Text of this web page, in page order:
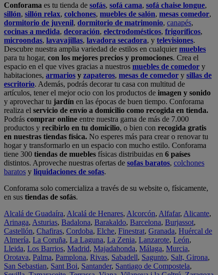
Conforama es tu tienda de sofás, sofá cama, sofá chaise longue,
sillón, sillón relax, colchones, muebles de salón, mesas comedor,
dormitorio de juvenil, dormitorio de matrimonio, canapés,
cocinas a medida, decoración, electrodomésticos, frigoríficos,
microondas, lavavajillas, lavadora secadora, y televisiones.
Descubre nuestra amplia variedad de estilos en cualquiermuebles
para tu hogar, con los mejores precios y promociones. Crea el
espacio en el que vives gracias a nuestros muebles de comedor y
habitaciones, armarios y zapateros, mesas de comedor y sillas de
escritorio. Además, podrás decorar tu casa con multitud de
artículos, tener el mejor ocio con los productos de imagen y sonido
y aprovechar tu jardín en las épocas de buen tiempo. Conforama
realiza el servicio de envío a domicilio como recogida en tienda.
Podrás comprar online entre nuestra gama de más de 7.000
productos y recibirlo en tu domicilio, o bien con recogida gratis
en nuestras tiendas física. No esperes más para crear o renovar tu
hogar y transformarlo en un espacio con mucho estilo. Conforama
tiene 300 tiendas de muebles físicas distribuidas en 6 países
distintos. Aproveche nuestras ofertas de sofas baratos, colchones
baratos y liquidaciones de sofas.
Conforama solo comercializa a través de su website o, físicamente,
en sus tiendas de sofás.
Alcalá de Guadaíra, Alcalá de Henares, Alcorcón, Alfafar, Alicante,
Arinaga, Asturias, Badalona, Barakaldo, Barcelona, Burjassot,
Castellón, Chafiras, Cordoba, Elche, Finestrat, Granada, Huércal de
Almería, La Coruña, La Laguna, La Zenia, Lanzarote, León,
Lleida, Los Barrios, Madrid, Majadahonda, Málaga, Murcia,
Orotava, Palma, Pamplona, Rivas, Sabadell, Sagunto, Salt, Girona,
San Sebastian, Sant Boi, Santander, Santiago de Compostela,